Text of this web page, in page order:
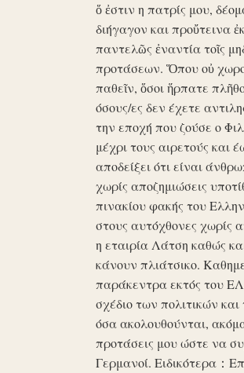
ὅ ἐστιν η πατρίς μου,
διήγαγον και προὔτεινα
παντελῶς ἐναντία τοῖς
προτάσεων. Ὅπου οὐ
παθεῖν, ὅσοι ἥρπατε
όσους/ες δεν έχετε
την εποχή που ζούσε ο
μέχρι τους αιρετούς και
αποδείξει ότι είναι
χωρίς αποζημιώσεις
πινακίου φακής του
στους αυτόχθονες χωρίς
η εταιρία Λάτση καθώς
κάνουν πλιάτσικο.
παράκεντρα εκτός του
σχέδιο των πολιτικών
όσα ακολουθούνται,
προτάσεις μου ώστε να
Γερμανοί. Ειδικότερα：